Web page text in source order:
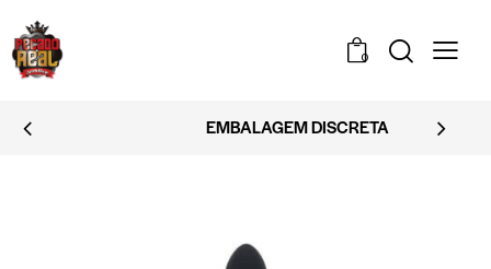
0
EMBALAGEM DISCRETA